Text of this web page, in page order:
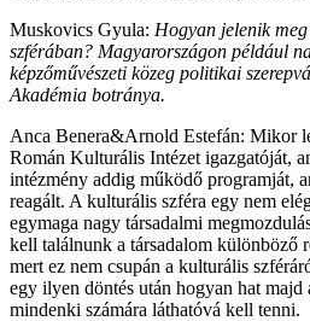
Muskovics Gyula: Hogyan jelenik
szférában? Magyarországon például
képzőművészeti közeg politikai
Akadémia botránya.
Anca Benera&Arnold Estefán: Mikor
Román Kulturális Intézet igazgatóját,
intézmény addig működő programját,
reagált. A kulturális szféra egy nem
egymaga nagy társadalmi
kell találnunk a társadalom különböző
mert ez nem csupán a kulturális
egy ilyen döntés után hogyan hat majd
mindenki számára láthatóvá kell tenni.